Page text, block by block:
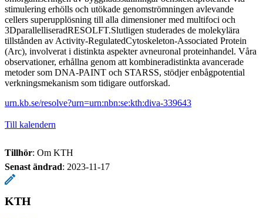
stimulering erhölls och utökade genomströmningen avlevande
cellers superupplösning till alla dimensioner med multifoci och
3DparallelliseradRESOLFT.Slutligen studerades de molekylära
tillstånden av Activity-RegulatedCytoskeleton-Associated Protein
(Arc), involverat i distinkta aspekter avneuronal proteinhandel. Våra
observationer, erhållna genom att kombineradistinkta avancerade
metoder som DNA-PAINT och STARSS, stödjer enbågpotential
verkningsmekanism som tidigare outforskad.
urn.kb.se/resolve?urn=urn:nbn:se:kth:diva-339643
Till kalendern
Tillhör: Om KTH
Senast ändrad: 2023-11-17
KTH